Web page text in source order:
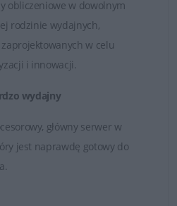
typu tower
opracowane zostały z myślą o
odznaczają się znakomitym
obliczeniowe w dowolnym
rodzinie wydajnych,
w celu
i innowacji.
wydajny
główny serwer w
jest naprawdę gotowy do